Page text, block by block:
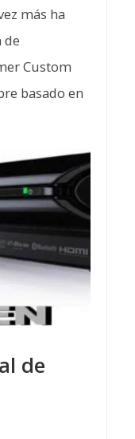
más ha
de
Custom
basado en
de